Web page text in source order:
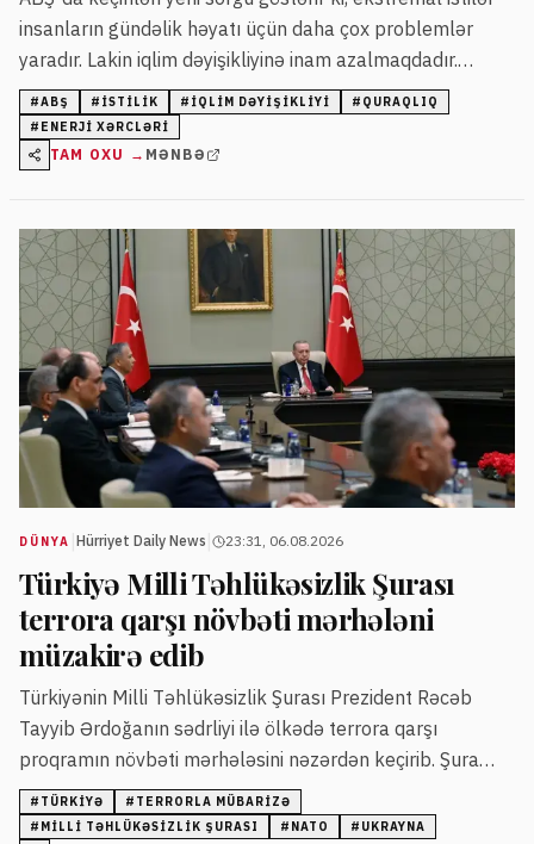
insanların gündəlik həyatı üçün daha çox problemlər
yaradır. Lakin iqlim dəyişikliyinə inam azalmaqdadır.
Respondentlərin 66 faizi iqlim dəyişikliyini qəbul edir, bu
isə ötən ilin göstəricisindən aşağıdır.
#ABŞ # ISTILIK # IQLIM DƏYIŞIKLIYI # QURAQLIQ
# ENERJI XƏRCLƏRI
TAM OXU → MƏNBƏ
DÜNYA Hürriyet Daily News 23:31, 06.08.2026
Türkiyə Milli Təhlükəsizlik Şurası
terrora qarşı növbəti mərhələni
müzakirə edib
Türkiyənin Milli Təhlükəsizlik Şurası Prezident Rəcəb
Tayyib Ərdoğanın sədrliyi ilə ölkədə terrora qarşı
proqramın növbəti mərhələsini nəzərdən keçirib. Şura
həmçinin regional təhlükəsizlik, NATO sammiti və
Ukrayna müharibəsi barədə məsələləri müzakirə edib.
# TÜRKIYƏ # TERRORLA MÜBARIZƏ
# MILLI TƏHLÜKƏSIZLIK ŞURASI # NATO # UKRAYNA